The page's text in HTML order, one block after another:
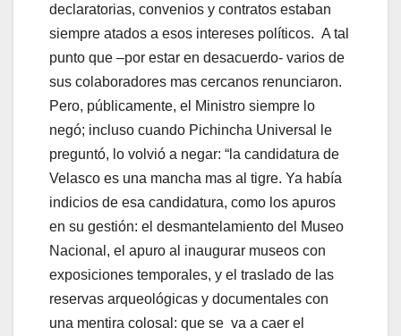
declaratorias, convenios y contratos estaban
siempre atados a esos intereses políticos. A tal
punto que –por estar en desacuerdo- varios de
sus colaboradores mas cercanos renunciaron.
Pero, públicamente, el Ministro siempre lo
negó; incluso cuando Pichincha Universal le
preguntó, lo volvió a negar: “la candidatura de
Velasco es una mancha mas al tigre. Ya había
indicios de esa candidatura, como los apuros
en su gestión: el desmantelamiento del Museo
Nacional, el apuro al inaugurar museos con
exposiciones temporales, y el traslado de las
reservas arqueológicas y documentales con
una mentira colosal: que se va a caer el